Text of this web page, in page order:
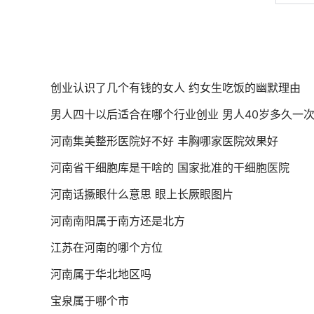
创业认识了几个有钱的女人 约女生吃饭的幽默理由
男人四十以后适合在哪个行业创业 男人40岁多久一
河南集美整形医院好不好 丰胸哪家医院效果好
河南省干细胞库是干啥的 国家批准的干细胞医院
河南话撅眼什么意思 眼上长厥眼图片
河南南阳属于南方还是北方
江苏在河南的哪个方位
河南属于华北地区吗
宝泉属于哪个市